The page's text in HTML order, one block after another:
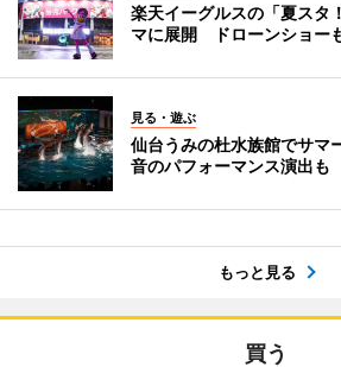
楽天イーグルスの「夏スタ
マに展開 ドローンショー
見る・遊ぶ
仙台うみの杜水族館でサ
音のパフォーマンス演出も
もっと見る
買う